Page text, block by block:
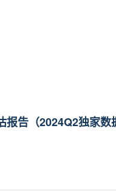
报告（2024Q2独家